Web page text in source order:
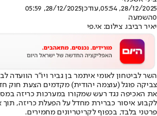
28/12/2025, 05:54
,עודכן28/12/2025, 05:59
0השמעה
יאיר רביבו. צילום: אי.פי
השר לביטחון לאומי איתמר בן גביר ויו״ר הוועדה
צביקה פוגל (עוצמה יהודית) מקדמים הצעת חוק
את האכיפה נגד רעש שמקורו במערכות כריזה
לקבוע איסור כברירת מחדל על הפעלת כריזה,
פרטני בלבד, בכפוף לקריטריונים מחמירים.